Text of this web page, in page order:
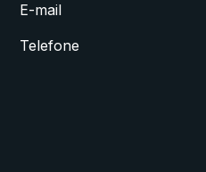
E-mail
Telefone